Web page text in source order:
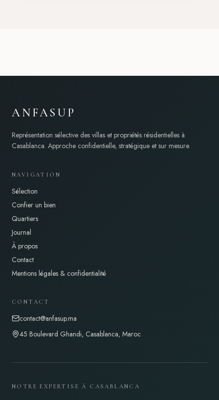
ANFASUP
Représentation sélective des villas et propriétés résidentielles à
Casablanca. Approche confidentielle, stratégique et sur mesure.
NAVIGATION
Sélection
Confier un bien
Quartiers
Journal
À propos
Contact
Mentions légales & confidentialité
CONTACT
contact@anfasup.ma
45 Boulevard Ghandi, Casablanca, Maroc
NOTRE EXPERTISE À CASABLANCA